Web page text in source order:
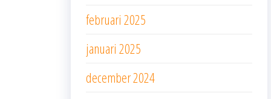
februari 2025
januari 2025
december 2024